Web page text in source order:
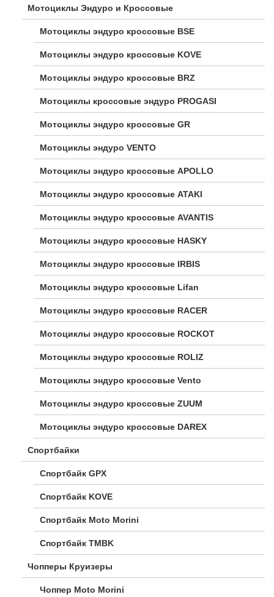
Мотоциклы Эндуро и Кроссовые
Мотоциклы эндуро кроссовые BSE
Мотоциклы эндуро кроссовые KOVE
Мотоциклы эндуро кроссовые BRZ
Мотоциклы кроссовые эндуро PROGASI
Мотоциклы эндуро кроссовые GR
Мотоциклы эндуро VENTO
Мотоциклы эндуро кроссовые APOLLO
Мотоциклы эндуро кроссовые ATAKI
Мотоциклы эндуро кроссовые AVANTIS
Мотоциклы эндуро кроссовые HASKY
Мотоциклы эндуро кроссовые IRBIS
Мотоциклы эндуро кроссовые Lifan
Мотоциклы эндуро кроссовые RACER
Мотоциклы эндуро кроссовые ROCKOT
Мотоциклы эндуро кроссовые ROLIZ
Мотоциклы эндуро кроссовые Vento
Мотоциклы эндуро кроссовые ZUUM
Мотоциклы эндуро кроссовые DAREX
Спортбайки
Спортбайк GPX
Спортбайк KOVE
Спортбайк Moto Morini
Спортбайк TMBK
Чопперы Круизеры
Чоппер Moto Morini